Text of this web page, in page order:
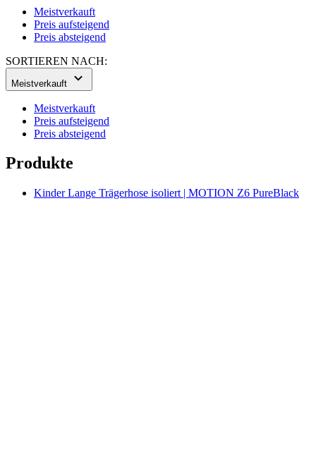
Meistverkauft
Preis aufsteigend
Preis absteigend
Produkte
Kinder Lange Trägerhose isoliert | MOTION Z6 PureBlack